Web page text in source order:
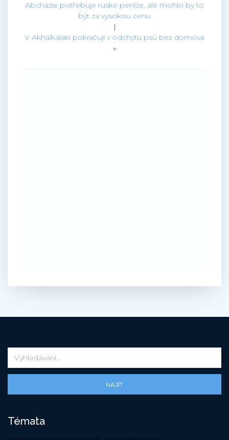
Abcházie potřebuje ruské peníze, ale mohlo by to
být za vysokou cenu
|
V Akhalkalaki pokračují v odchytu psů bez domova
»
NAJÍT
Témata